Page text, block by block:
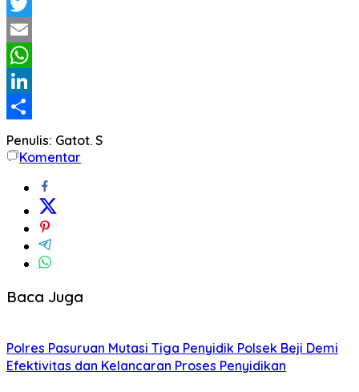
Facebook
Twitter
Email
WhatsApp
LinkedIn
Share
Penulis: Gatot. S
Komentar
Baca Juga
Polres Pasuruan Mutasi Tiga Penyidik Polsek Beji Demi
Efektivitas dan Kelancaran Proses Penyidikan